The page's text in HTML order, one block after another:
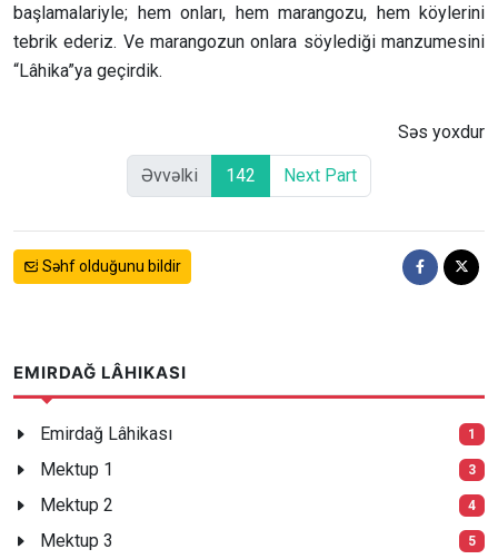
başlamalariyle; hem onları, hem marangozu, hem köylerini
tebrik ederiz. Ve marangozun onlara söylediği manzumesini
“Lâhika”ya geçirdik.
Səs yoxdur
Əvvəlki 142 Next Part
Səhf olduğunu bildir
EMIRDAĞ LÂHIKASI
Emirdağ Lâhikası 1
Mektup 1 3
Mektup 2 4
Mektup 3 5